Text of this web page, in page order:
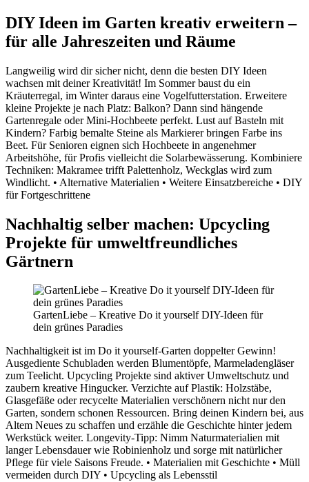
DIY Ideen im Garten kreativ erweitern –
für alle Jahreszeiten und Räume
Langweilig wird dir sicher nicht, denn die besten DIY Ideen
wachsen mit deiner Kreativität! Im Sommer baust du ein
Kräuterregal, im Winter daraus eine Vogelfutterstation. Erweitere
kleine Projekte je nach Platz: Balkon? Dann sind hängende
Gartenregale oder Mini-Hochbeete perfekt. Lust auf Basteln mit
Kindern? Farbig bemalte Steine als Markierer bringen Farbe ins
Beet. Für Senioren eignen sich Hochbeete in angenehmer
Arbeitshöhe, für Profis vielleicht die Solarbewässerung. Kombiniere
Techniken: Makramee trifft Palettenholz, Weckglas wird zum
Windlicht. • Alternative Materialien • Weitere Einsatzbereiche • DIY
für Fortgeschrittene
Nachhaltig selber machen: Upcycling
Projekte für umweltfreundliches
Gärtnern
GartenLiebe – Kreative Do it yourself DIY-Ideen für
dein grünes Paradies
Nachhaltigkeit ist im Do it yourself-Garten doppelter Gewinn!
Ausgediente Schubladen werden Blumentöpfe, Marmeladengläser
zum Teelicht. Upcycling Projekte sind aktiver Umweltschutz und
zaubern kreative Hingucker. Verzichte auf Plastik: Holzstäbe,
Glasgefäße oder recycelte Materialien verschönern nicht nur den
Garten, sondern schonen Ressourcen. Bring deinen Kindern bei, aus
Altem Neues zu schaffen und erzähle die Geschichte hinter jedem
Werkstück weiter. Longevity-Tipp: Nimm Naturmaterialien mit
langer Lebensdauer wie Robinienholz und sorge mit natürlicher
Pflege für viele Saisons Freude. • Materialien mit Geschichte • Müll
vermeiden durch DIY • Upcycling als Lebensstil